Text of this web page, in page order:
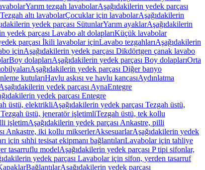
Yarım tezgah lavabolarAşağıdakilerin yedek parçası
altı lavabolarÇocuklar için lavabolarAşağıdakilerin
yedek parçası SütunlarYarım ayaklarAşağıdakilerin
yedek parçası Lavabo alt dolaplarıKüçük lavabolar
parçası İkili lavabolar içinLavabo tezgahlarıAşağıdakilerin
içinAşağıdakilerin yedek parçası Dikdörtgen çanak lavabo
Boy dolaplarıAşağıdakilerin yedek parçası Boy dolaplarıOrta
Aşağıdakilerin yedek parçası Diğer banyo
kutularıHavlu askısı ve havlu kancasıAydınlatma
yedek parçası AynaEntegre
yedek parçası Entegre
üstü, elektrikliAşağıdakilerin yedek parçası Tezgah üstü,
üstü, jeneratör işletimliTezgah üstü, tek kollu
işletimAşağıdakilerin yedek parçası Ankastre, pilli
Ankastre, iki kollu mikserlerAksesuarlarAşağıdakilerin yedek
sıhhi tesisat ekipmanı bağlantılarıLavabolar için tahliye
tasarruflu modelAşağıdakilerin yedek parçası P tipi sifonlar,
yedek parçası Lavabolar için sifon, yerden tasarruf
BağlantılarAşağıdakilerin yedek parçası